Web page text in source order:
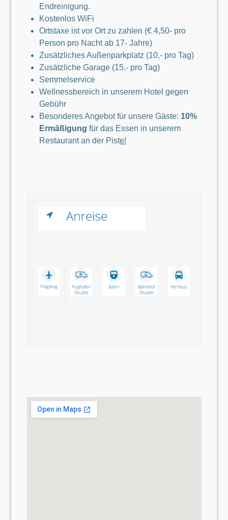
Endreinigung.
Kostenlos WiFi
Ortstaxe ist vor Ort zu zahlen (€ 4,50- pro
Person pro Nacht ab 17- Jahre)
Zusätzliches Außenparkplatz (10,- pro Tag)
Zusätzliche Garage (15,- pro Tag)
Semmelservice
Wellnessbereich in unserem Hotel gegen
Gebühr
Besonderes Angebot für unsere Gäste: 10%
Ermäßigung für das Essen in unserem
Restaurant an der Piste!